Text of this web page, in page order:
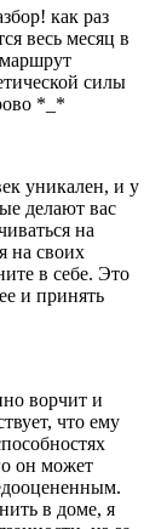
как раз
весь месяц в
силы
*_*
уникален, и у
делают вас
на
на своих
в себе. Это
и принять
ворчит и
что ему
он может
в доме, я